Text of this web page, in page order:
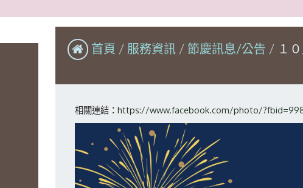
首頁 服務資訊 節慶訊息/公告 １
相關連結： https://www.facebook.com/photo/